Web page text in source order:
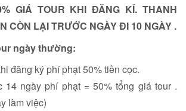
GIÁ TOUR KHI ĐĂNG KÍ. THANH
CÒN LẠI TRƯỚC NGÀY ĐI 10 NGÀY .
ngày thường:
đăng ký phí phạt 50% tiền cọc.
14 ngày phí phạt = 50% tổng giá tour .
làm việc)